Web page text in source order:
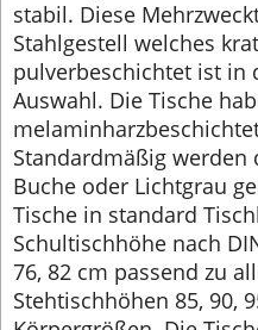
stabil. Diese
Stahlgestell welches
pulverbeschichtet ist in
Auswahl. Die Tische
Standardmäßig werden
Buche oder Lichtgrau
Tische in standard
Schultischhöhe nach
76, 82 cm passend zu
Stehtischhöhen 85, 90,